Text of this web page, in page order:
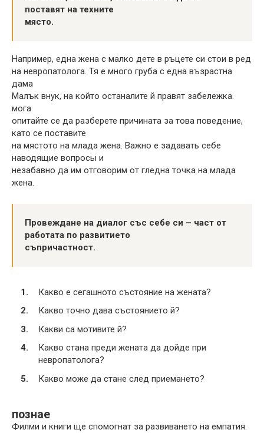
поставят на техните
място.
Например, една жена с малко дете в ръцете си стои в ред
на невропатолога. Тя е много груба с една възрастна
дама
Малък внук, на който останалите й правят забележка.
мога
опитайте се да разберете причината за това поведение,
като се поставите
на мястото на млада жена. Важно е задавать себе
наводящие вопросы и
незабавно да им отговорим от гледна точка на млада
жена.
Провеждане на диалог със себе си – част от
работата по развитието
съпричастност.
Какво е сегашното състояние на жената?
Какво точно дава състоянието й?
Какви са мотивите й?
Какво стана преди жената да дойде при
невропатолога?
Какво може да стане след приемането?
познае
Филми и книги ще спомогнат за развиването на емпатия.